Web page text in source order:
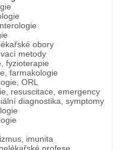
obory
metody
fyzioterapie
farmakologie
ORL
resuscitace, emergency
diagnostika, symptomy
imunita
profese